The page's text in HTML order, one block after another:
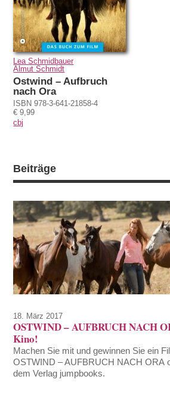
Lea Schmidbauer
Almut Schmidt
Ostwind – Aufbruch
nach Ora
ISBN 978-3-641-21858-4
€ 9,99
cbj
Beiträge
18. März 2017
OSTWIND – AUFBRUCH NACH
Kino!
Machen Sie mit und gewinnen Sie ein
OSTWIND – AUFBRUCH NACH ORA
dem Verlag jumpbooks.